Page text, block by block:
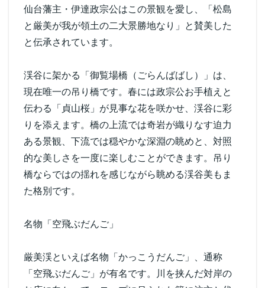
仙台藩主・伊達政宗公はこの景観を愛し、「松島
と厳美が我が領土の二大景勝地なり」と賛美した
と伝承されています。
渓谷に架かる「御覧場橋（ごらんばばし）」は、
現在唯一の吊り橋です。春には政宗公お手植えと
伝わる「貞山桜」が見事な花を咲かせ、渓谷に彩
りを添えます。橋の上流では奇岩が織りなす迫力
ある景観、下流では穏やかな深淵の眺めと、対照
的な美しさを一度に楽しむことができます。吊り
橋ならではの揺れを感じながら眺める渓谷美もま
た格別です。
名物「空飛ぶだんご」
厳美渓といえば名物「かっこうだんご」、通称
「空飛ぶだんご」が有名です。川を挟んだ対岸の